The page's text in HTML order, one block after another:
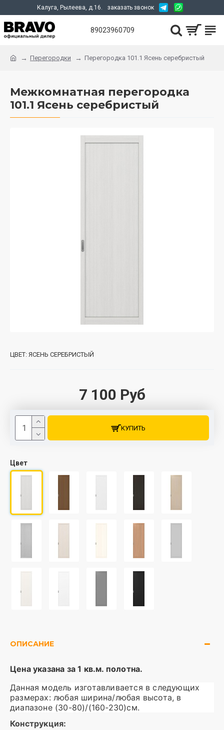
Калуга, Рылеева, д.16. заказать звонок
89023960709
Перегородки Перегородка 101.1 Ясень серебристый
Межкомнатная перегородка
101.1 Ясень серебристый
7 100 Руб
ЦВЕТ: ЯСЕНЬ СЕРЕБРИСТЫЙ
Цвет
КУПИТЬ
ОПИСАНИЕ
Цена указана за 1 кв.м. полотна.
Данная модель изготавливается в следующих
размерах: любая ширина/любая высота, в
диапазоне (30-80)/(160-230)см.
Конструкция: